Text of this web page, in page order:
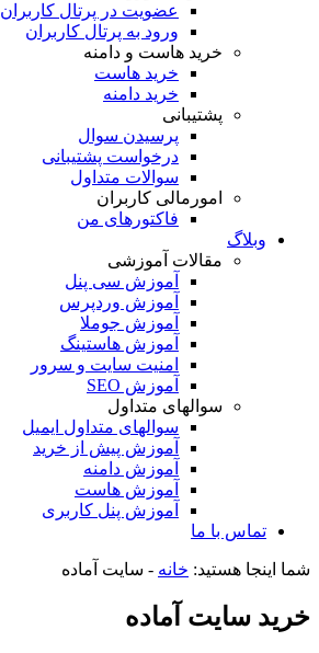
عضویت در پرتال کاربران
ورود به پرتال کاربران
خرید هاست و دامنه
خرید هاست
خرید دامنه
پشتیبانی
پرسیدن سوال
درخواست پشتیبانی
سوالات متداول
امورمالی کاربران
فاکتورهای من
وبلاگ
مقالات آموزشی
آموزش سی پنل
آموزش وردپرس
آموزش جوملا
آموزش هاستینگ
امنیت سایت و سرور
آموزش SEO
سوالهای متداول
سوالهای متداول ایمیل
آموزش پیش از خرید
آموزش دامنه
آموزش هاست
آموزش پنل کاربری
تماس با ما
شما اینجا هستید: خانه - سایت آماده
خرید سایت آماده